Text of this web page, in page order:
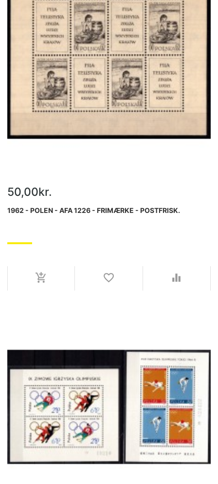
50,00kr.
1962 - POLEN - AFA 1226 - FRIMÆRKE - POSTFRISK.